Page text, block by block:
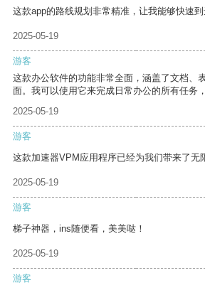
这款app的路线规划非常精准，让我能够快速到
2025-05-19
游客
这款办公软件的功能非常全面，涵盖了文档、
面。我可以使用它来完成日常办公的所有任务
2025-05-19
游客
这款加速器VPM应用程序已经为我们带来了无
2025-05-19
游客
梯子神器，ins随便看，美美哒！
2025-05-19
游客